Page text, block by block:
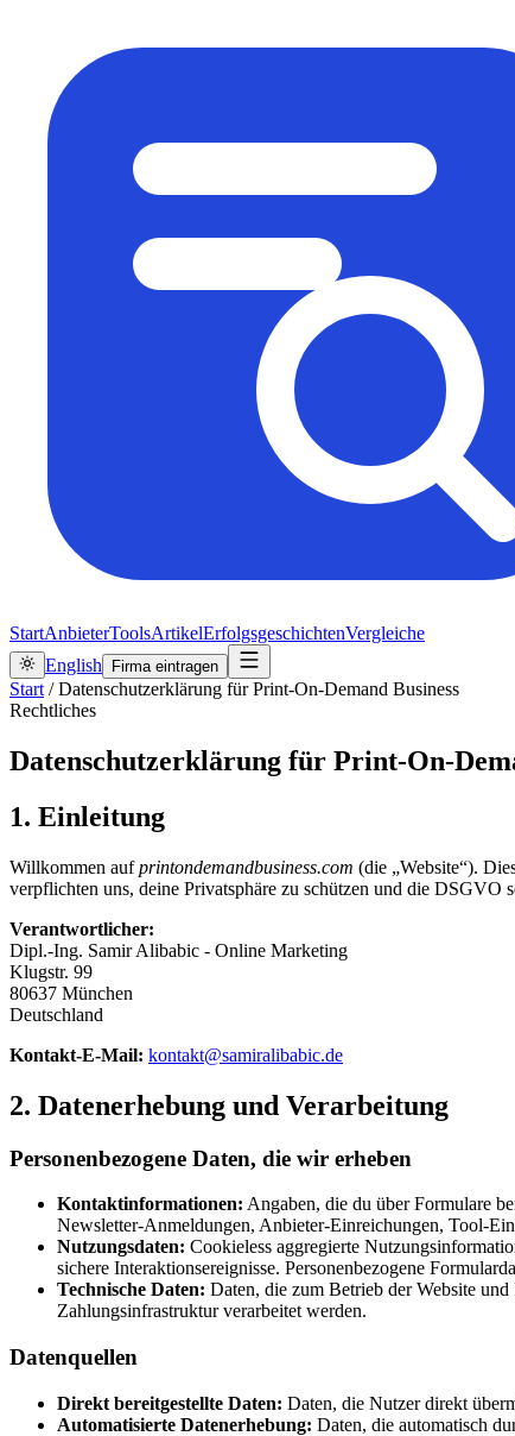
StartAnbieterToolsArtikelErfolgsgeschichtenVergleiche
English
Firma eintragen
Start / Datenschutzerklärung für Print-On-Demand Business
Rechtliches
Datenschutzerklärung für Print-On-
1. Einleitung
Willkommen aufprintondemandbusiness.com (die „Website“).
verpflichten uns, deine Privatsphäre zu schützen und die DSGVO
Verantwortlicher:
Dipl.-Ing. Samir Alibabic - Online Marketing
Klugstr. 99
80637 München
Deutschland
Kontakt-E-Mail: kontakt@samiralibabic.de
2. Datenerhebung und Verarbeitung
Personenbezogene Daten, die wir erheben
Kontaktinformationen: Angaben, die du über Formulare
Newsletter-Anmeldungen, Anbieter-Einreichungen, Tool-
Nutzungsdaten: Cookieless aggregierte
sichere Interaktionsereignisse. Personenbezogene
Technische Daten: Daten, die zum Betrieb der Website
Zahlungsinfrastruktur verarbeitet werden.
Datenquellen
Direkt bereitgestellte Daten: Daten, die Nutzer direkt
Automatisierte Datenerhebung: Daten, die automatisch